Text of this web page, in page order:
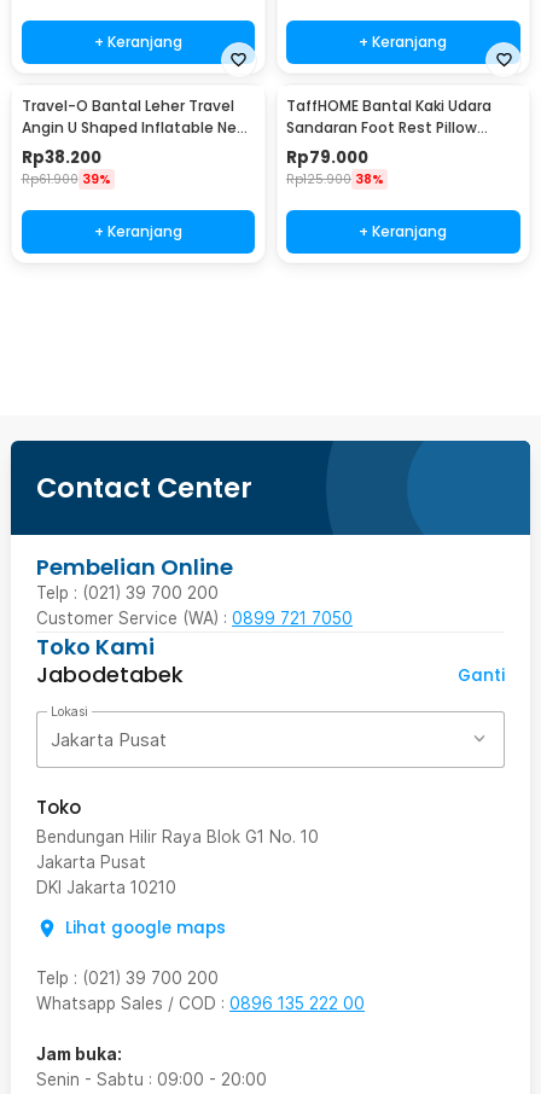
+ Keranjang + Keranjang
Travel-O Bantal Leher Travel
Angin U Shaped Inflatable Neck
Pillow - RH30
Rp38.200
Rp61.900 39%
+ Keranjang
TaffHOME Bantal Kaki Udara
Sandaran Foot Rest Pillow
Inflatable - BAT24
Rp79.000
Rp125.900 38%
+ Keranjang
Contact Center
Pembelian Online
Telp : (021) 39 700 200
Customer Service (WA) : 0899 721 7050
Toko Kami
Jabodetabek
Ganti
Lokasi
Jakarta Pusat
Toko
Bendungan Hilir Raya Blok G1 No. 10
Jakarta Pusat
DKI Jakarta 10210
Lihat google maps
Telp : (021) 39 700 200
Whatsapp Sales / COD : 0896 135 222 00
Jam buka:
Senin - Sabtu : 09:00 - 20:00